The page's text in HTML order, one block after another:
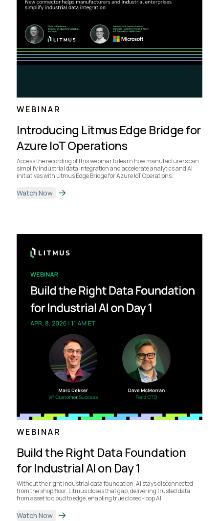
WEBINAR
Introducing Litmus Edge Bridge for
Azure IoT Operations
Access the recording of this webinar to learn how manufacturers can
simplify industrial data integration and accelerate analytics and AI
initiatives with Litmus Edge Bridge for Azure IoT Operations.
Watch Now
WEBINAR
Build the Right Data Foundation
for Industrial AI on Day 1
Without the right industrial data foundation, AI stays disconnected
from the shop floor. Litmus closes that gap, delivering trusted data
from asset to cloud to edge, enabling true closed-loop AI.
Watch Now